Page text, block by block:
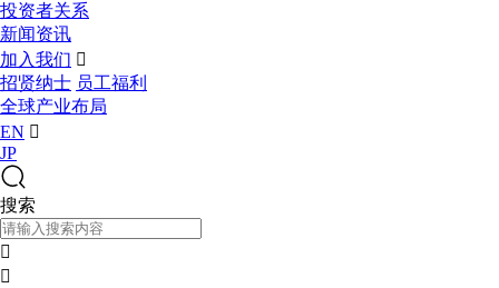
投资者关系
新闻资讯
加入我们 
招贤纳士 员工福利
全球产业布局
EN 
JP
搜索

